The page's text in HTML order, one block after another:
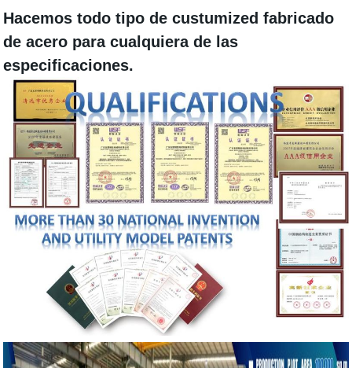
Hacemos todo tipo de custumized fabricado
de acero para cualquiera de las
especificaciones.